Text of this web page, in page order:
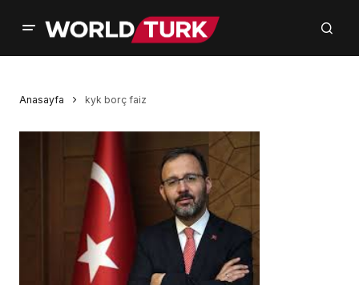
Anasayfa kyk borç faiz